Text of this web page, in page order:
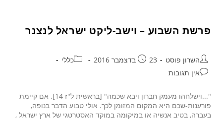
פרשת השבוע – וישב-ליקט ישראל לנצנר
השרון פוסט 23 בדצמבר 2016
כללי
אין תגובות
"...וישלחהו מעמק חברון ויבא שכמה" [בראשית ל"ז 14]. אם קיימת
פורענות-שכם היא המקום המזומן לכך. אולי טבוע הדבר בנופה,
בעברה, בטיב אנשיה או במיקומה במוקד האסטרטגי של ארץ ישראל ,